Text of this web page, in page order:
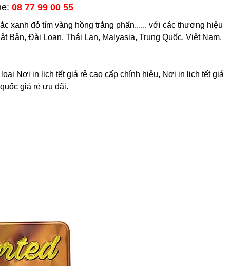
08 77 99 00 55
xanh đỏ tím vàng hồng trắng phấn...... với các thương hiệu
Bản, Đài Loan, Thái Lan, Malyasia, Trung Quốc, Việt Nam,
Nơi in lịch tết giá rẻ cao cấp chính hiệu, Nơi in lịch tết giá
giá rẻ ưu đãi.